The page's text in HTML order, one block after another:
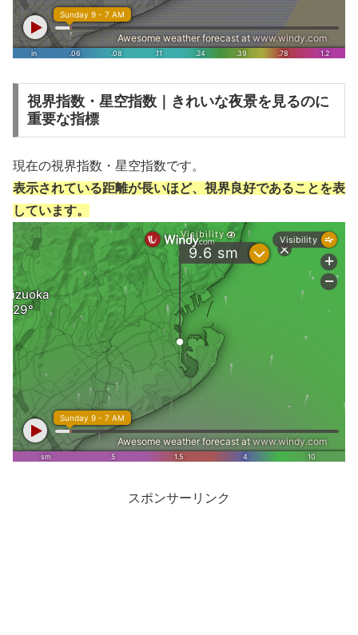
視界指数・星空指数｜きれいな夜景を見るのに
重要な指標
現在の視界指数・星空指数です。
表示されている距離が長いほど、視界良好であることを表
しています。
スポンサーリンク